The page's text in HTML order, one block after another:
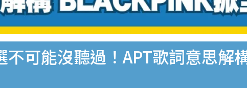
不可能沒聽過！APT歌詞意思